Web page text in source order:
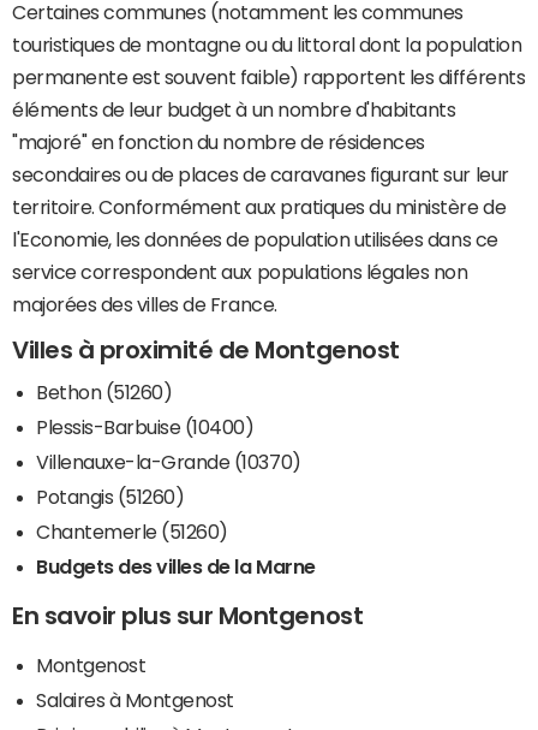
Certaines communes (notamment les communes
touristiques de montagne ou du littoral dont la population
permanente est souvent faible) rapportent les différents
éléments de leur budget à un nombre d'habitants
"majoré" en fonction du nombre de résidences
secondaires ou de places de caravanes figurant sur leur
territoire. Conformément aux pratiques du ministère de
l'Economie, les données de population utilisées dans ce
service correspondent aux populations légales non
majorées des villes de France.
Villes à proximité de Montgenost
Bethon (51260)
Plessis-Barbuise (10400)
Villenauxe-la-Grande (10370)
Potangis (51260)
Chantemerle (51260)
Budgets des villes de la Marne
En savoir plus sur Montgenost
Montgenost
Salaires à Montgenost